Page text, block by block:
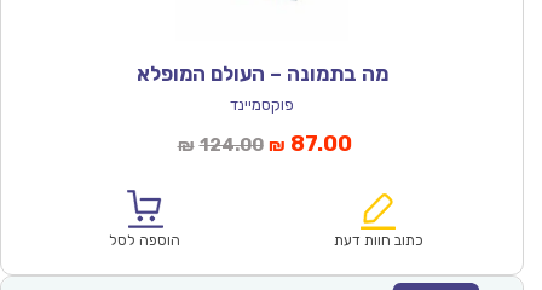
מה בתמונה – העולם המופלא
פוקסמיינד
₪ 124.00המחיר
₪124.00.
₪ 87.00המחיר
הוא:
כתוב חוות דעת הוספה לסל